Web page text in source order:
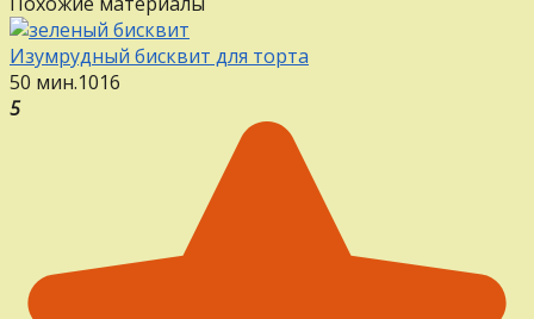
Изумрудный бисквит для торта
50 мин.1016
5